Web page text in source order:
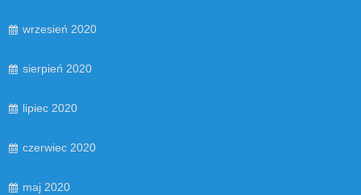
wrzesień 2020
sierpień 2020
lipiec 2020
czerwiec 2020
maj 2020